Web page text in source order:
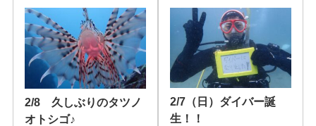
2/8 久しぶりのタツノ
オトシゴ♪
2/7（日）ダイバー誕
生！！